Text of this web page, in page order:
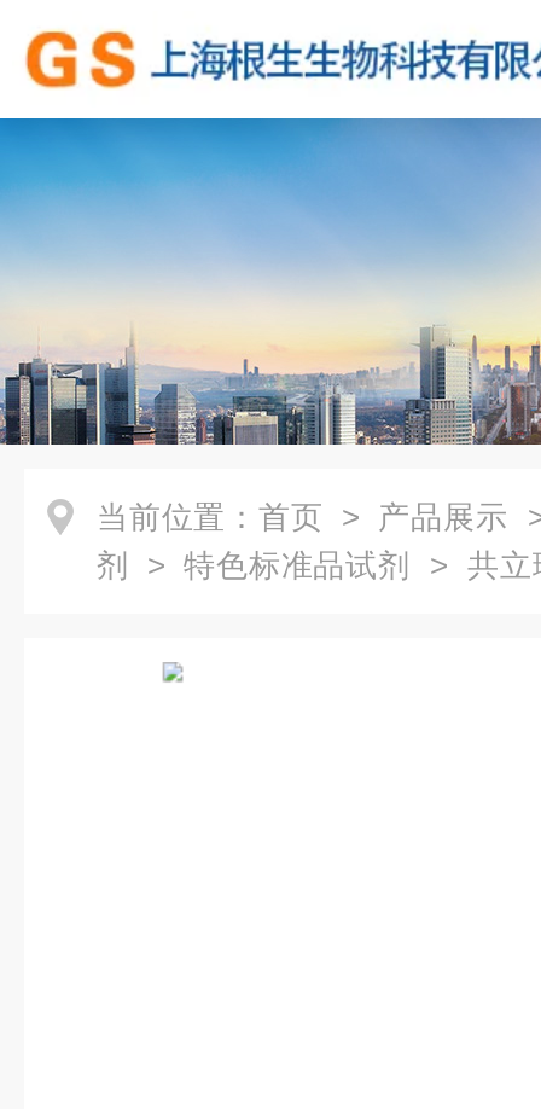
当前位置： 首页 > 产品展示
剂
> 特色标准品试剂
> 共立